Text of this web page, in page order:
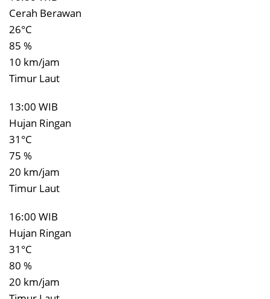
Cerah Berawan
26°C
85 %
10 km/jam
Timur Laut
13:00 WIB
Hujan Ringan
31°C
75 %
20 km/jam
Timur Laut
16:00 WIB
Hujan Ringan
31°C
80 %
20 km/jam